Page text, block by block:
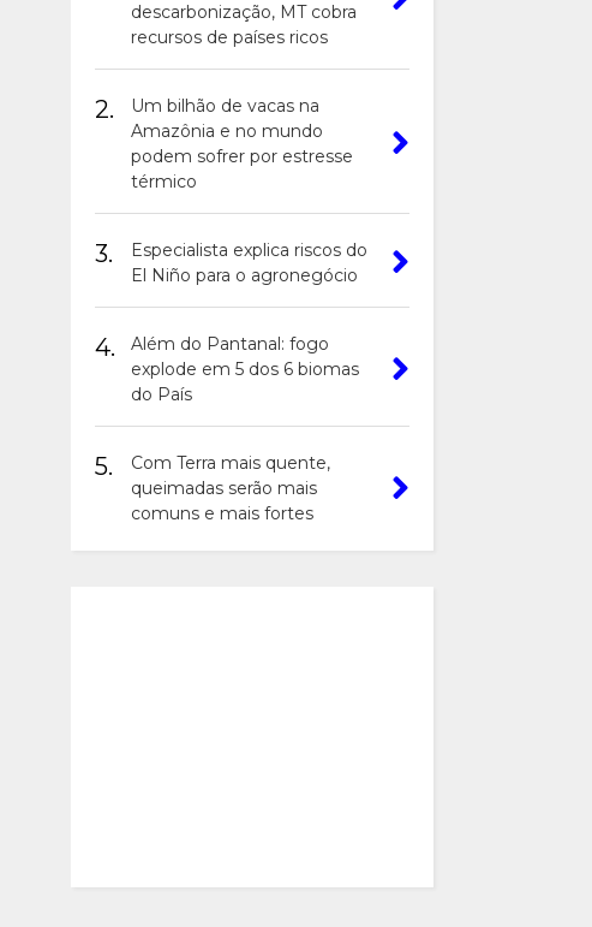
descarbonização, MT cobra
recursos de países ricos
2.
Um bilhão de vacas na
Amazônia e no mundo
podem sofrer por estresse
térmico
3.
Especialista explica riscos do
El Niño para o agronegócio
4.
Além do Pantanal: fogo
explode em 5 dos 6 biomas
do País
5.
Com Terra mais quente,
queimadas serão mais
comuns e mais fortes